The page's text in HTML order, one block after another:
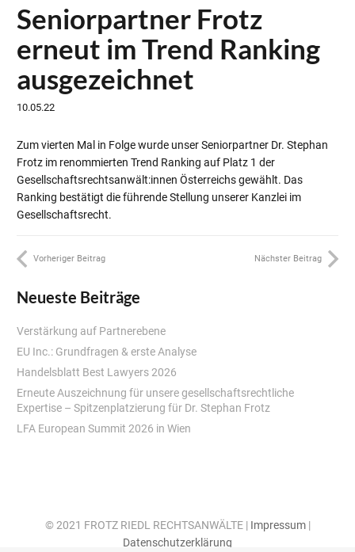
Seniorpartner Frotz
erneut im Trend Ranking
ausgezeichnet
10.05.22
Zum vierten Mal in Folge wurde unser Seniorpartner Dr. Stephan
Frotz im renommierten Trend Ranking auf Platz 1 der
Gesellschaftsrechtsanwält:innen Österreichs gewählt. Das
Ranking bestätigt die führende Stellung unserer Kanzlei im
Gesellschaftsrecht.
Vorheriger Beitrag Nächster Beitrag
Neueste Beiträge
Verstärkung auf Partnerebene
EU Inc.: Grundfragen & erste Analyse
Handelsblatt Best Lawyers 2026
Erneute Auszeichnung für unsere gesellschaftsrechtliche
Expertise – Spitzenplatzierung für Dr. Stephan Frotz
LFA European Summit 2026 in Wien
© 2021 FROTZ RIEDL RECHTSANWÄLTE | Impressum|
Datenschutzerklärung